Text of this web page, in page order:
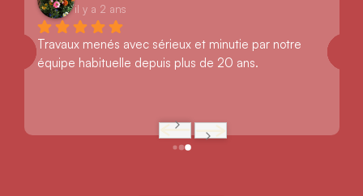
il y a 2 ans
Travaux menés avec sérieux et minutie par notre
équipe habituelle depuis plus de 20 ans.